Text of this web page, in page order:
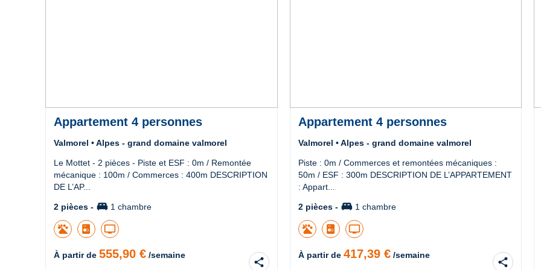
Appartement 4 personnes
Valmorel • Alpes - grand domaine valmorel
Le Mottet - 2 pièces - Piste et ESF : 0m / Remontée
mécanique : 100m / Commerces : 400m DESCRIPTION
DE L’AP...
2 pièces - king_bed 1 chambre
tv
À partir de 555,90 € /semaine
share
Appartement 4 personnes
Valmorel • Alpes - grand domaine valmorel
Piste : 0m / Commerces et remontées mécaniques :
50m / ESF : 300m DESCRIPTION DE L’APPARTEMENT
: Appart...
2 pièces - king_bed 1 chambre
tv
À partir de 417,39 €/semaine
share